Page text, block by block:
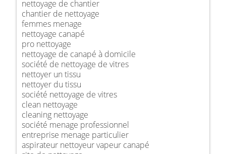
nettoyage de chantier
chantier de nettoyage
femmes menage
nettoyage canapé
pro nettoyage
nettoyage de canapé à domicile
société de nettoyage de vitres
nettoyer un tissu
nettoyer du tissu
société nettoyage de vitres
clean nettoyage
cleaning nettoyage
société menage professionnel
entreprise menage particulier
aspirateur nettoyeur vapeur canapé